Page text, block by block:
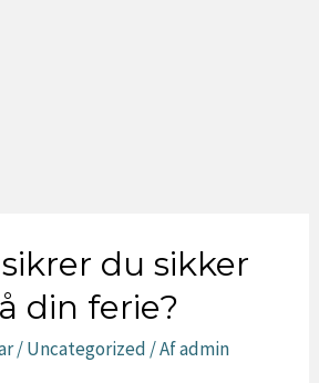
du sikker
din ferie?
/Uncategorized / Afadmin